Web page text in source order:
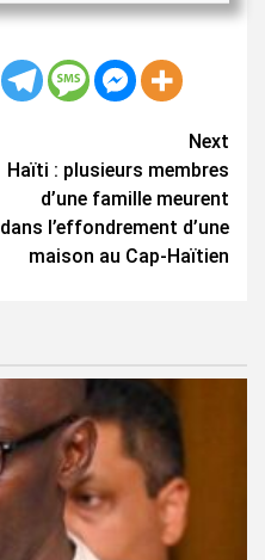
Next
Haïti : plusieurs membres
d’une famille meurent
dans l’effondrement d’une
maison au Cap-Haïtien